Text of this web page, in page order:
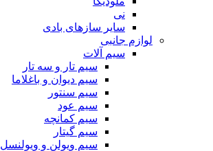
نی
سایر سازهای بادی
لوازم جانبی
سیم آلات
سیم تار و سه تار
سیم دیوان و باغلاما
سیم سنتور
سیم عود
سیم کمانچه
سیم گیتار
سیم ویولن و ویولنسل